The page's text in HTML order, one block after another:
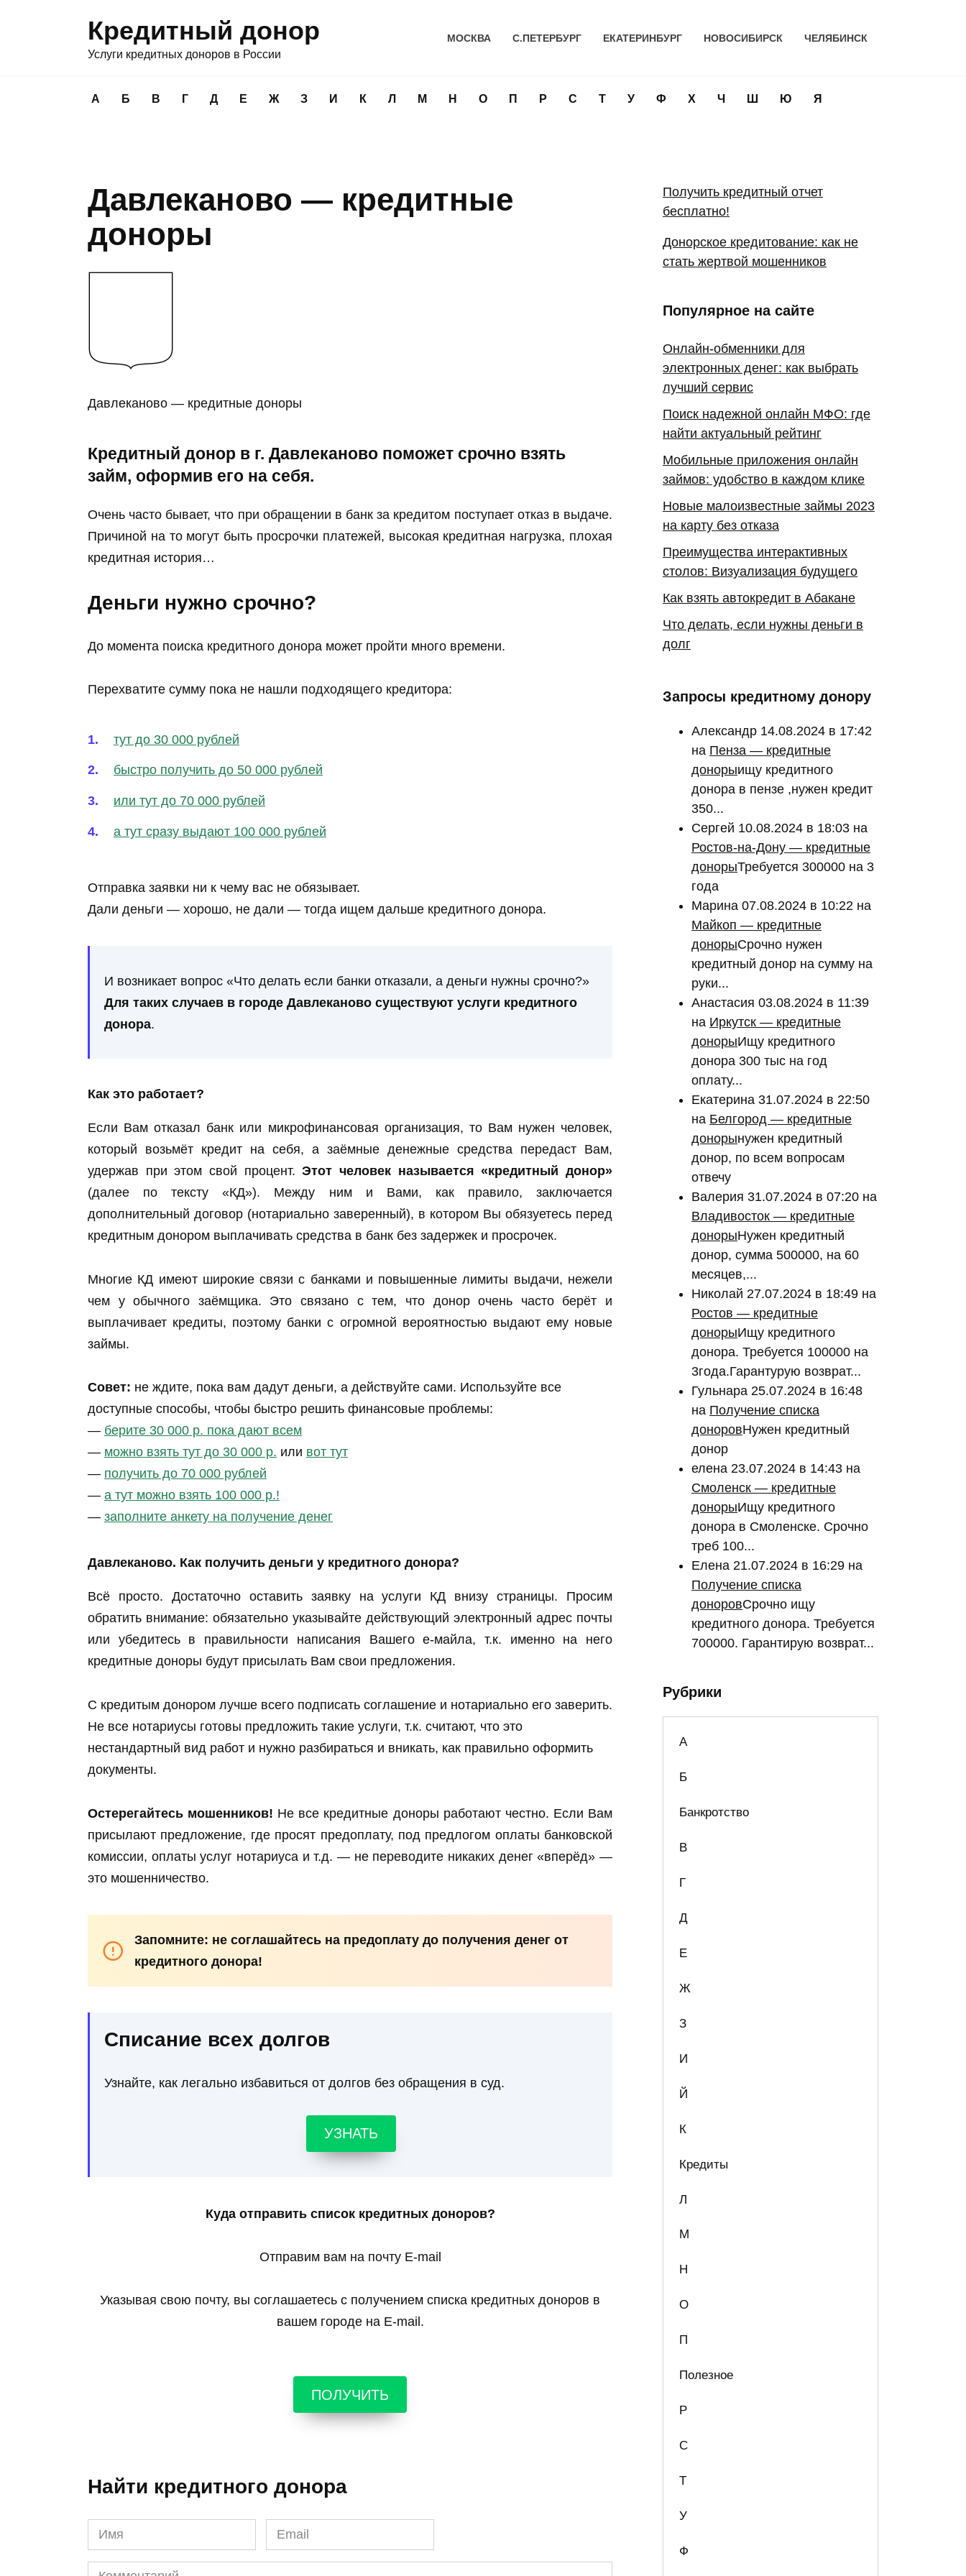
Кредитный донор
Услуги кредитных доноров в России
МОСКВА С.ПЕТЕРБУРГ ЕКАТЕРИНБУРГ НОВОСИБИРСК ЧЕЛЯБИНСК
А Б В Г Д Е Ж З И К Л М Н О П Р С Т У Ф Х Ч Ш Ю Я
Давлеканово — кредитные
доноры
Давлеканово — кредитные доноры
Кредитный донор в г. Давлеканово поможет срочно взять
займ, оформив его на себя.
Очень часто бывает, что при обращении в банк за кредитом поступает отказ в выдаче.
Причиной на то могут быть просрочки платежей, высокая кредитная нагрузка, плохая
кредитная история…
Деньги нужно срочно?
До момента поиска кредитного донора может пройти много времени.
Перехватите сумму пока не нашли подходящего кредитора:
тут до 30 000 рублей
быстро получить до 50 000 рублей
или тут до 70 000 рублей
а тут сразу выдают 100 000 рублей
Отправка заявки ни к чему вас не обязывает.
Дали деньги — хорошо, не дали — тогда ищем дальше кредитного донора.
И возникает вопрос «Что делать если банки отказали, а деньги нужны срочно?»
Для таких случаев в городе Давлеканово существуют услуги кредитного
донора.
Как это работает?
Если Вам отказал банк или микрофинансовая организация, то Вам нужен человек,
который возьмёт кредит на себя, а заёмные денежные средства передаст Вам,
удержав при этом свой процент.Этот человек называется «кредитный донор»
(далее по тексту «КД»). Между ним и Вами, как правило, заключается
дополнительный договор (нотариально заверенный), в котором Вы обязуетесь перед
кредитным донором выплачивать средства в банк без задержек и просрочек.
Многие КД имеют широкие связи с банками и повышенные лимиты выдачи, нежели
чем у обычного заёмщика. Это связано с тем, что донор очень часто берёт и
выплачивает кредиты, поэтому банки с огромной вероятностью выдают ему новые
займы.
Совет: не ждите, пока вам дадут деньги, а действуйте сами. Используйте все
доступные способы, чтобы быстро решить финансовые проблемы:
— берите 30 000 р. пока дают всем
— можно взять тут до 30 000 р. или вот тут
— получить до 70 000 рублей
— а тут можно взять 100 000 р.!
— заполните анкету на получение денег
Давлеканово. Как получить деньги у кредитного донора?
Всё просто. Достаточно оставить заявку на услуги КД внизу страницы. Просим
обратить внимание: обязательно указывайте действующий электронный адрес почты
или убедитесь в правильности написания Вашего е-майла, т.к. именно на него
кредитные доноры будут присылать Вам свои предложения.
С кредитым донором лучше всего подписать соглашение и нотариально его заверить.
Не все нотариусы готовы предложить такие услуги, т.к. считают, что это
нестандартный вид работ и нужно разбираться и вникать, как правильно оформить
документы.
Остерегайтесь мошенников! Не все кредитные доноры работают честно. Если Вам
присылают предложение, где просят предоплату, под предлогом оплаты банковской
комиссии, оплаты услуг нотариуса и т.д. — не переводите никаких денег «вперёд» —
это мошенничество.
Запомните: не соглашайтесь на предоплату до получения денег от
кредитного донора!
Списание всех долгов
Узнайте, как легально избавиться от долгов без обращения в суд.
УЗНАТЬ
Куда отправить список кредитных доноров?
Отправим вам на почту E-mail
Указывая свою почту, вы соглашаетесь с получением списка кредитных доноров в
вашем городе на E-mail.
ПОЛУЧИТЬ
Найти кредитного донора
Имя
*
Email
*
Комментарий
Получить кредитный отчет
бесплатно!
Донорское кредитование: как не
стать жертвой мошенников
Популярное на сайте
Онлайн-обменники для
электронных денег: как выбрать
лучший сервис
Поиск надежной онлайн МФО: где
найти актуальный рейтинг
Мобильные приложения онлайн
займов: удобство в каждом клике
Новые малоизвестные займы 2023
на карту без отказа
Преимущества интерактивных
столов: Визуализация будущего
Как взять автокредит в Абакане
Что делать, если нужны деньги в
долг
Запросы кредитному донору
Александр 14.08.2024 в 17:42
на Пенза — кредитные
донорыищу кредитного
донора в пензе ,нужен кредит
350...
Сергей 10.08.2024 в 18:03 на
Ростов-на-Дону — кредитные
донорыТребуется 300000 на 3
года
Марина 07.08.2024 в 10:22 на
Майкоп — кредитные
донорыСрочно нужен
кредитный донор на сумму на
руки...
Анастасия 03.08.2024 в 11:39
на Иркутск — кредитные
донорыИщу кредитного
донора 300 тыс на год
оплату...
Екатерина 31.07.2024 в 22:50
на Белгород — кредитные
донорынужен кредитный
донор, по всем вопросам
отвечу
Валерия 31.07.2024 в 07:20 на
Владивосток — кредитные
донорыНужен кредитный
донор, сумма 500000, на 60
месяцев,...
Николай 27.07.2024 в 18:49 на
Ростов — кредитные
донорыИщу кредитного
донора. Требуется 100000 на
3года.Гарантурую возврат...
Гульнара 25.07.2024 в 16:48
на Получение списка
доноровНужен кредитный
донор
елена 23.07.2024 в 14:43 на
Смоленск — кредитные
донорыИщу кредитного
донора в Смоленске. Срочно
треб 100...
Елена 21.07.2024 в 16:29 на
Получение списка
доноровСрочно ищу
кредитного донора. Требуется
700000. Гарантирую возврат...
Рубрики
А
Б
Банкротство
В
Г
Д
Е
Ж
З
И
Й
К
Кредиты
Л
М
Н
О
П
Полезное
Р
С
Т
У
Ф